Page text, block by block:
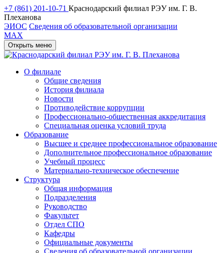
+7 (861) 201-10-71 Краснодарский филиал РЭУ им. Г. В.
Плеханова
ЭИОС Сведения об образовательной организации
MAX
Открыть меню
О филиале
Общие сведения
История филиала
Новости
Противодействие коррупции
Профессионально-общественная аккредитация
Специальная оценка условий труда
Образование
Высшее и среднее профессиональное образование
Дополнительное профессиональное образование
Учебный процесс
Материально-техническое обеспечение
Структура
Общая информация
Подразделения
Руководство
Факультет
Отдел СПО
Кафедры
Официальные документы
Сведения об образовательной организации